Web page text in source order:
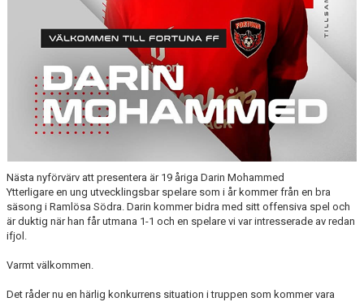
FORTUNASHOPPEN
TRÄNINGSTIDER GRÄS 2026
BOLLKALLAR/FIOR
Nästa nyförvärv att presentera är 19 åriga Darin Mohammed
Ytterligare en ung utvecklingsbar spelare som i år kommer från en bra
säsong i Ramlösa Södra. Darin kommer bidra med sitt offensiva spel och
är duktig när han får utmana 1-1 och en spelare vi var intresserade av redan
ifjol.
Varmt välkommen.
Det råder nu en härlig konkurrens situation i truppen som kommer vara